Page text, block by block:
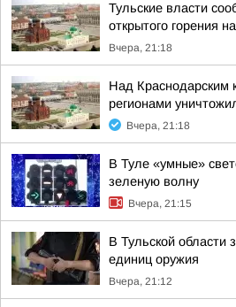
Тульские власти
открытого горения
Вчера, 21:18
Над Краснодарским
регионами
Вчера, 21:18
В Туле «умные»
зеленую волну
Вчера, 21:15
В Тульской области
единиц оружия
Вчера, 21:12